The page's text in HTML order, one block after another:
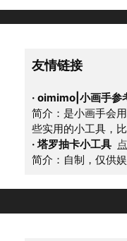
友情链接
· oimimo|小画手参
简介：是小画手会
些实用的小工具，
· 塔罗抽卡小工具
简介：自制，仅供